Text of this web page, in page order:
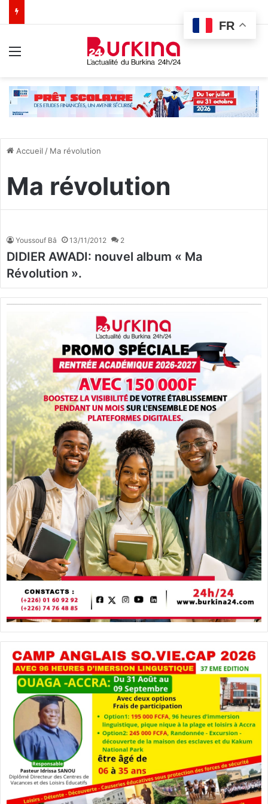
Accueil / Ma révolution
Ma révolution
Youssouf Bâ 13/11/2012 2
DIDIER AWADI: nouvel album « Ma
Révolution ».
FR